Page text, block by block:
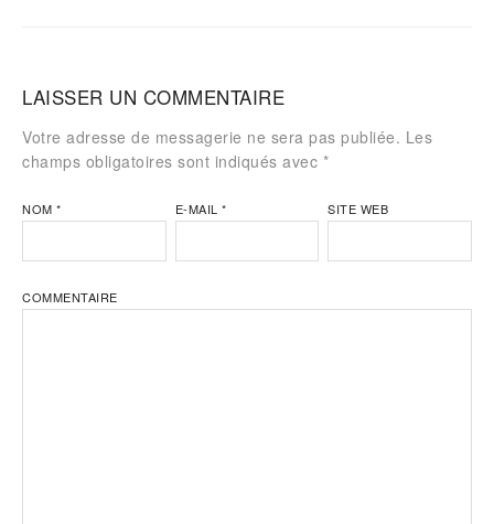
LAISSER UN COMMENTAIRE
Votre adresse de messagerie ne sera pas publiée. Les
champs obligatoires sont indiqués avec *
NOM * E-MAIL* SITE WEB
COMMENTAIRE